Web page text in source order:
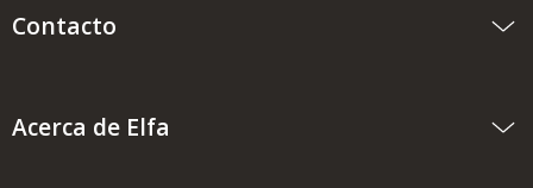
Contacto
Acerca de Elfa